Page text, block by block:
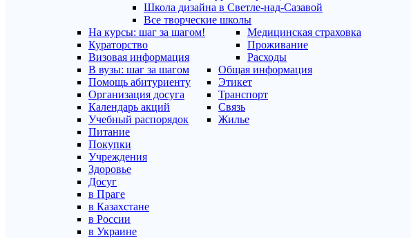
Школа дизайна в Светле-над-Сазавой
Все творческие школы
На курсы: шаг за шагом!
Кураторство
Визовая информация
Медицинская страховка
Проживание
Расходы
В вузы: шаг за шагом
Помощь абитуриенту
Организация досуга
Календарь акций
Учебный распорядок
Общая информация
Этикет
Транспорт
Связь
Жилье
Питание
Покупки
Учреждения
Здоровье
Досуг
в Праге
в Казахстане
в России
в Украине